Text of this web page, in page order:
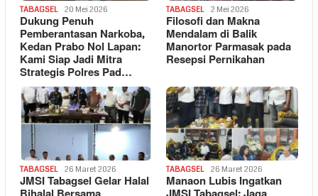
TABAGSEL 20 Mei 2026
Dukung Penuh
Pemberantasan Narkoba,
Kedan Prabo Nol Lapan:
Kami Siap Jadi Mitra
Strategis Polres Pad…
TABAGSEL 2 Mei 2026
Filosofi dan Makna
Mendalam di Balik
Manortor Parmasak pada
Resepsi Pernikahan
TABAGSEL 26 Maret 2026
JMSI Tabagsel Gelar Halal
TABAGSEL 26 Maret 2026
Manaon Lubis Ingatkan